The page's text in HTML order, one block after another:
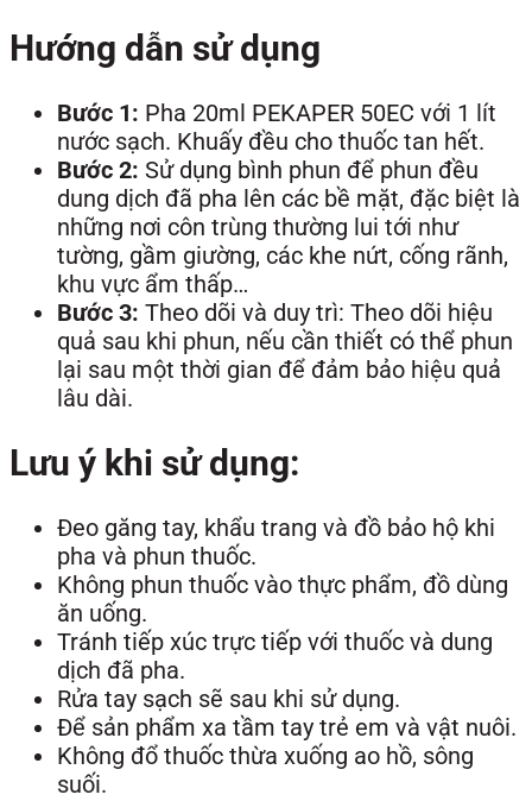
Hướng dẫn sử dụng
Bước 1: Pha 20ml PEKAPER 50EC với 1 lít
nước sạch. Khuấy đều cho thuốc tan hết.
Bước 2: Sử dụng bình phun để phun đều
dung dịch đã pha lên các bề mặt, đặc biệt là
những nơi côn trùng thường lui tới như
tường, gầm giường, các khe nứt, cống rãnh,
khu vực ẩm thấp…
Bước 3: Theo dõi và duy trì: Theo dõi hiệu
quả sau khi phun, nếu cần thiết có thể phun
lại sau một thời gian để đảm bảo hiệu quả
lâu dài.
Lưu ý khi sử dụng:
Đeo găng tay, khẩu trang và đồ bảo hộ khi
pha và phun thuốc.
Không phun thuốc vào thực phẩm, đồ dùng
ăn uống.
Tránh tiếp xúc trực tiếp với thuốc và dung
dịch đã pha.
Rửa tay sạch sẽ sau khi sử dụng.
Để sản phẩm xa tầm tay trẻ em và vật nuôi.
Không đổ thuốc thừa xuống ao hồ, sông
suối.